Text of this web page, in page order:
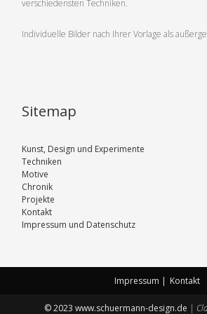
verschiedensten Techniken.
Individuelle Bilder nach Ihrer Vorlage als
Sitemap
Kunst, Design und Experimente
Techniken
Motive
Chronik
Projekte
Kontakt
Impressum und Datenschutz
Impressum | Kontakt
© 2023 www.schuermann-design.de |